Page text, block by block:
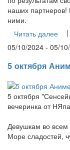
наших
ними.
Читать далее
|
05/10/2024 - 05/
5 октября
5 октября
вечеринка от
Девушкам во
Море сладостей,